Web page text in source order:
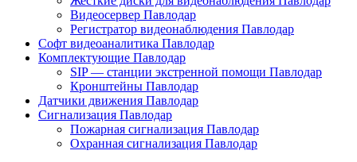
Видеосервер Павлодар
Регистратор видеонаблюдения Павлодар
Софт видеоаналитика Павлодар
Комплектующие Павлодар
SIP — станции экстренной помощи Павлодар
Кронштейны Павлодар
Датчики движения Павлодар
Сигнализация Павлодар
Пожарная сигнализация Павлодар
Охранная сигнализация Павлодар